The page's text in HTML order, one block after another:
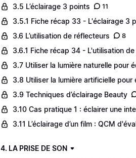
3.5 L’éclairage 3 points
11
3.5.1 Fiche récap 33 - L'éclairage 3
3.6 L’utilisation de réflecteurs
8
3.6.1 Fiche récap 34 - L'utilisation
3.7 Utiliser la lumière naturelle pour
3.8 Utiliser la lumière artificielle pour
3.9 Techniques d’éclairage Beauty
3.10 Cas pratique 1 : éclairer une
3.11 L’éclairage d’un film : QCM
4. LA PRISE DE SON